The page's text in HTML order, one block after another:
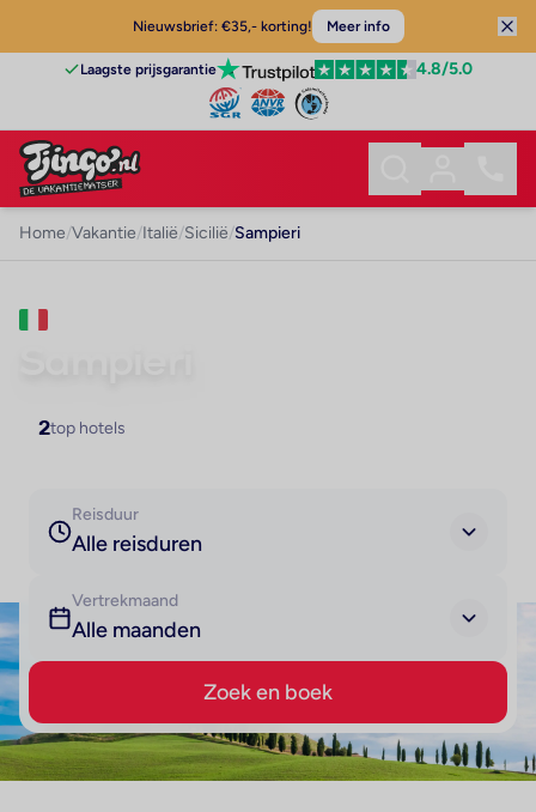
Nieuwsbrief: €35,- korting! Meer info
Laagste prijsgarantie 4.8/5.0
Home/Vakantie/Italië/Sicilië/Sampieri
2top hotels
Reisduur
Alle reisduren
Vertrekmaand
Alle maanden
Zoek en boek